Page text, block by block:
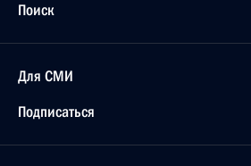
Поиск
Для СМИ
Подписаться